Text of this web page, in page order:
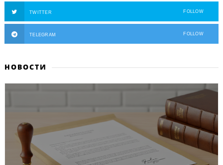
TWITTER FOLLOW
TELEGRAM FOLLOW
НОВОСТИ